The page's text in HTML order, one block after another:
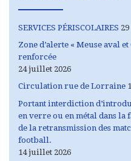
SERVICES PÉRISCOLAIRES
Zone d’alerte « Meuse aval
renforcée
24 juillet 2026
Circulation rue de Lorraine
Portant interdiction
en verre ou en métal dans la
de la retransmission des
football.
14 juillet 2026